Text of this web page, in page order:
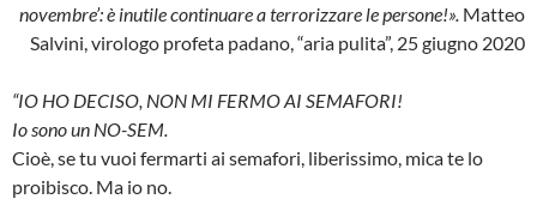
novembre’: è inutile continuare aterrorizzare le persone!». Matteo
Salvini, virologo profeta padano, “aria pulita”, 25 giugno 2020
“IO HO DECISO, NON MI FERMO AI SEMAFORI!
Io sono un NO-SEM.
Cioè, se tu vuoi fermarti ai semafori, liberissimo, mica te lo
proibisco. Ma io no.